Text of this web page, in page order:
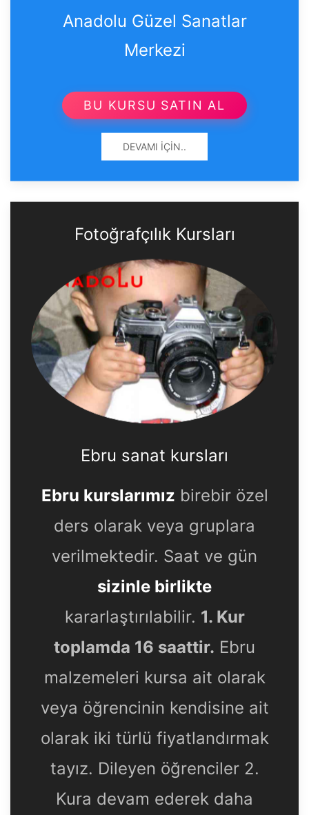
Anadolu Güzel Sanatlar
Merkezi
BU KURSU SATIN AL
DEVAMI İÇIN..
Fotoğrafçılık Kursları
Ebru sanat kursları
Ebru kurslarımız birebir özel
ders olarak veya gruplara
verilmektedir. Saat ve gün
sizinle birlikte
kararlaştırılabilir. 1. Kur
toplamda 16 saattir. Ebru
malzemeleri kursa ait olarak
veya öğrencinin kendisine ait
olarak iki türlü fiyatlandırmak
tayız. Dileyen öğrenciler 2.
Kura devam ederek daha